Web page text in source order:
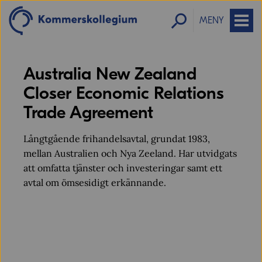
MENY
Australia New Zealand
Closer Economic Relations
Trade Agreement
Långtgående frihandelsavtal, grundat 1983,
mellan Australien och Nya Zeeland. Har utvidgats
att omfatta tjänster och investeringar samt ett
avtal om ömsesidigt erkännande.